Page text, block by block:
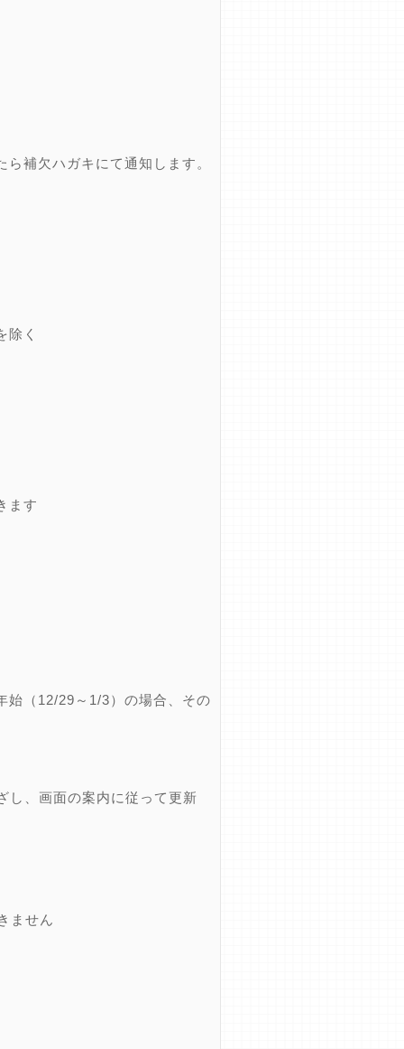
補欠ハガキにて通知します。
除く
ます
始（12/29～1/3）の場合、その
し、画面の案内に従って更新
ません